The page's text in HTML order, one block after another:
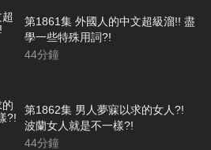
第1861集 外國人的中文超級溜!! 盡
學一些特殊用詞?!
44分鐘
第1862集 男人夢寐以求的女人?!
波蘭女人就是不一樣?!
44分鐘